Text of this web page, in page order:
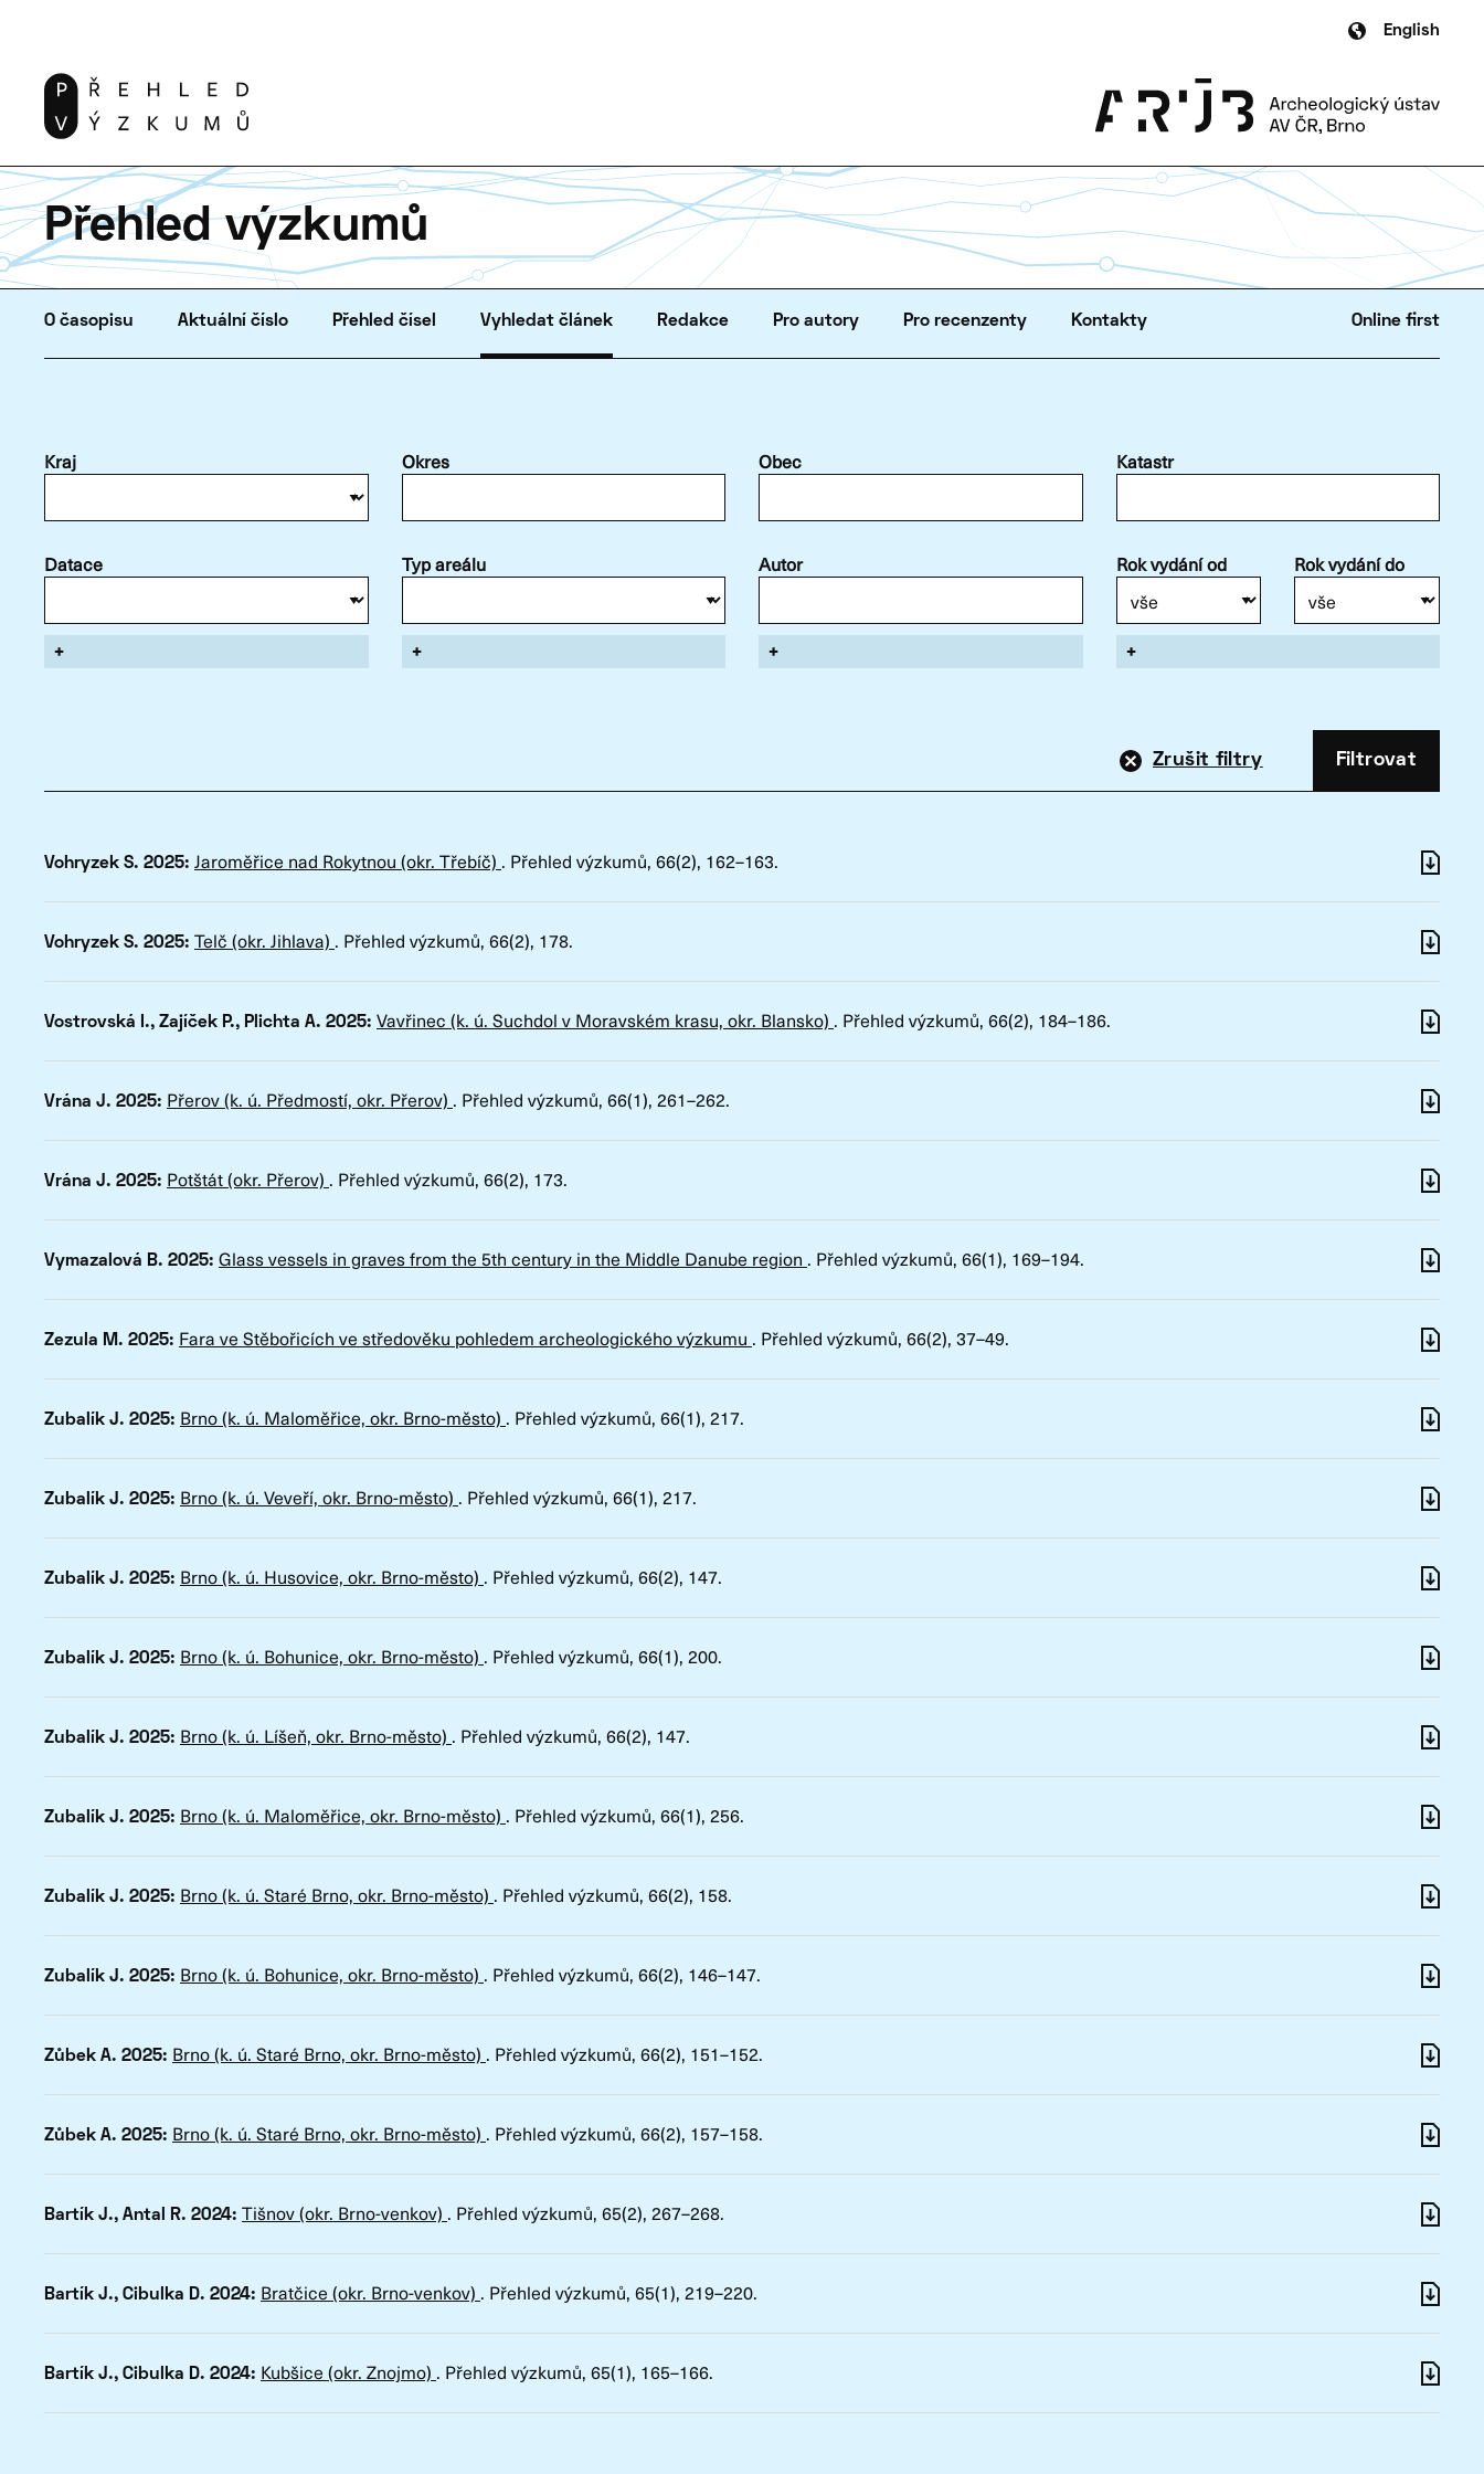
English
Přehled výzkumů
O časopisu Aktuální číslo Přehled čísel Vyhledat článek Redakce Pro autory Pro recenzenty Kontakty Online first
Kraj Okres Obec Katastr
Datace
+
Typ areálu
+
Autor
+
Rok vydání od Rok vydání do
+
Zrušit filtry Filtrovat
Vohryzek S. 2025: Jaroměřice nad Rokytnou (okr. Třebíč) . Přehled výzkumů, 66(2), 162–163.
Vohryzek S. 2025: Telč (okr. Jihlava) . Přehled výzkumů, 66(2), 178.
Vostrovská I., Zajíček P., Plichta A. 2025: Vavřinec (k. ú. Suchdol v Moravském krasu, okr. Blansko) . Přehled výzkumů, 66(2), 184–186.
Vrána J. 2025: Přerov (k. ú. Předmostí, okr. Přerov) . Přehled výzkumů, 66(1), 261–262.
Vrána J. 2025: Potštát (okr. Přerov) . Přehled výzkumů, 66(2), 173.
Vymazalová B. 2025: Glass vessels in graves from the 5th century in the Middle Danube region . Přehled výzkumů, 66(1), 169–194.
Zezula M. 2025: Fara ve Stěbořicích ve středověku pohledem archeologického výzkumu . Přehled výzkumů, 66(2), 37–49.
Zubalík J. 2025: Brno (k. ú. Maloměřice, okr. Brno-město) . Přehled výzkumů, 66(1), 217.
Zubalík J. 2025: Brno (k. ú. Veveří, okr. Brno-město) . Přehled výzkumů, 66(1), 217.
Zubalík J. 2025: Brno (k. ú. Husovice, okr. Brno-město) . Přehled výzkumů, 66(2), 147.
Zubalík J. 2025: Brno (k. ú. Bohunice, okr. Brno-město) . Přehled výzkumů, 66(1), 200.
Zubalík J. 2025: Brno (k. ú. Líšeň, okr. Brno-město) . Přehled výzkumů, 66(2), 147.
Zubalík J. 2025: Brno (k. ú. Maloměřice, okr. Brno-město) . Přehled výzkumů, 66(1), 256.
Zubalík J. 2025: Brno (k. ú. Staré Brno, okr. Brno-město) . Přehled výzkumů, 66(2), 158.
Zubalík J. 2025: Brno (k. ú. Bohunice, okr. Brno-město) . Přehled výzkumů, 66(2), 146–147.
Zůbek A. 2025: Brno (k. ú. Staré Brno, okr. Brno-město) . Přehled výzkumů, 66(2), 151–152.
Zůbek A. 2025: Brno (k. ú. Staré Brno, okr. Brno-město) . Přehled výzkumů, 66(2), 157–158.
Bartík J., Antal R. 2024: Tišnov (okr. Brno-venkov) . Přehled výzkumů, 65(2), 267–268.
Bartík J., Cibulka D. 2024: Bratčice (okr. Brno-venkov) . Přehled výzkumů, 65(1), 219–220.
Bartík J., Cibulka D. 2024: Kubšice (okr. Znojmo) . Přehled výzkumů, 65(1), 165–166.